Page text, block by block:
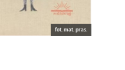
fot. mat. pras.